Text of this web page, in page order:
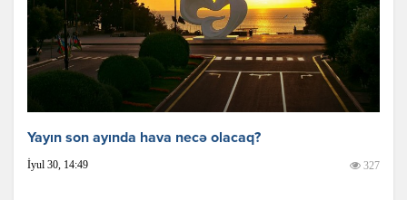
Yayın son ayında hava necə olacaq?
İyul 30, 14:49 327